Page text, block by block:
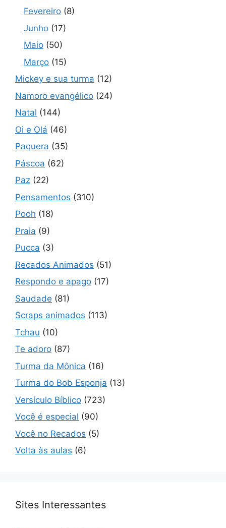
Fevereiro (8)
Junho (17)
Maio (50)
Março (15)
Mickey e sua turma (12)
Namoro evangélico (24)
Natal (144)
Oi e Olá (46)
Paquera (35)
Páscoa (62)
Paz (22)
Pensamentos (310)
Pooh (18)
Praia (9)
Pucca (3)
Recados Animados (51)
Respondo e apago (17)
Saudade (81)
Scraps animados (113)
Tchau (10)
Te adoro (87)
Turma da Mônica (16)
Turma do Bob Esponja (13)
Versículo Bíblico (723)
Você é especial (90)
Você no Recados (5)
Volta às aulas (6)
Sites Interessantes